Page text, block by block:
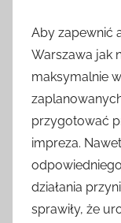
Aby zapewnić
Warszawa jak
maksymalnie
przygotować
impreza.
działania
sprawiły, że